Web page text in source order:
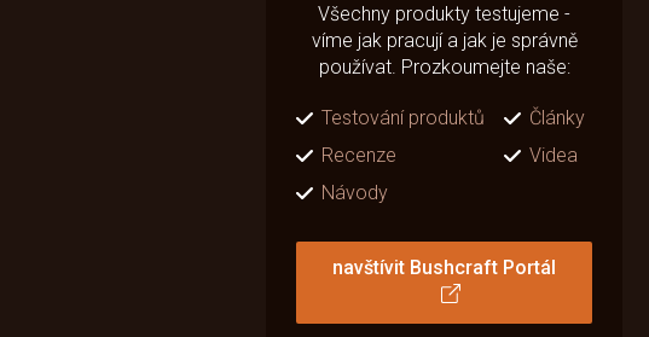
Všechny produkty testujeme -
víme jak pracují a jak je správně
používat. Prozkoumejte naše:
Testování produktů
Články
Recenze
Videa
Návody
navštívit Bushcraft Portál